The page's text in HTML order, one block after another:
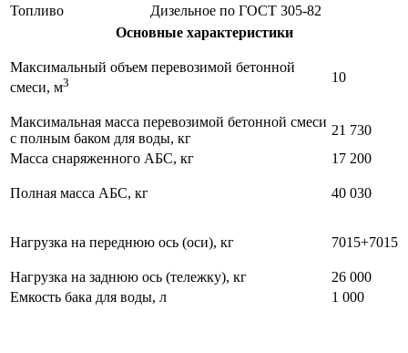
Топливо
Дизельное по ГОСТ 305-82
Основные характеристики
Максимальный объем перевозимой бетонной
смеси, м3 10
Максимальная масса перевозимой бетонной смеси
с полным баком для воды, кг
21 730
Масса снаряженного АБС, кг
17 200
Полная масса АБС, кг 40 030
Нагрузка на переднюю ось (оси), кг 7015+7015
Нагрузка на заднюю ось (тележку), кг
26 000
Емкость бака для воды, л
1 000